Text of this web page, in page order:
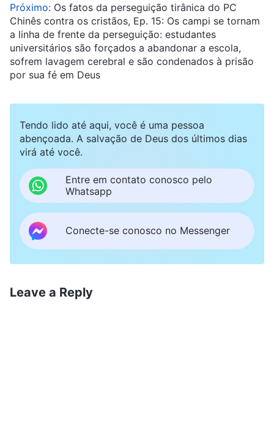
Próximo: Os fatos da perseguição tirânica do PC
Chinês contra os cristãos, Ep. 15: Os campi se tornam
a linha de frente da perseguição: estudantes
universitários são forçados a abandonar a escola,
sofrem lavagem cerebral e são condenados à prisão
por sua fé em Deus
Tendo lido até aqui, você é uma pessoa
abençoada. A salvação de Deus dos últimos dias
virá até você.
Entre em contato conosco pelo
Whatsapp
Conecte-se conosco no Messenger
Leave a Reply